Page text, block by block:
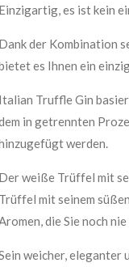
Einzigartig, es ist kein
Dank der Kombination
es Ihnen ein
Italian Truffle Gin
in getrennten
werden.
Der weiße Trüffel mit
Trüffel mit seinem
die Sie noch
weicher, eleganter